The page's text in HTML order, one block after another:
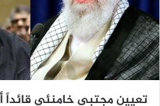
تعيين مجتبى خامنئي قائداً